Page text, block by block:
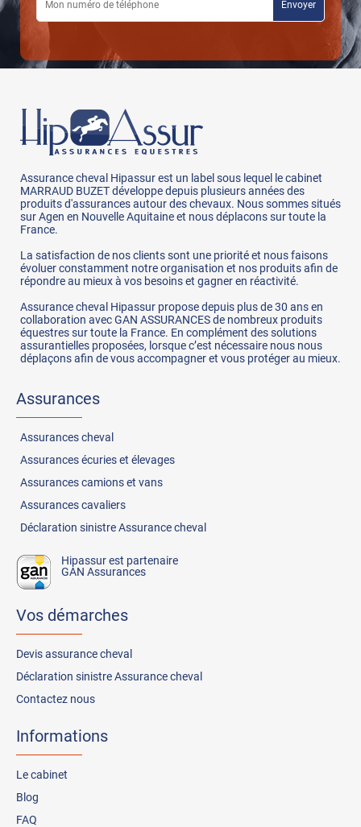
Assurance cheval Hipassur est un label sous lequel le cabinet
MARRAUD BUZET développe depuis plusieurs années des
produits d'assurances autour des chevaux. Nous sommes situés
sur Agen en Nouvelle Aquitaine et nous déplacons sur toute la
France.
La satisfaction de nos clients sont une priorité et nous faisons
évoluer constamment notre organisation et nos produits afin de
répondre au mieux à vos besoins et gagner en réactivité.
Assurance cheval Hipassur propose depuis plus de 30 ans en
collaboration avec GAN ASSURANCES de nombreux produits
équestres sur toute la France. En complément des solutions
assurantielles proposées, lorsque c’est nécessaire nous nous
déplaçons afin de vous accompagner et vous protéger au mieux.
Assurances
Assurancescheval
Assurancesécuries et élevages
Assurancescamions et vans
Assurancescavaliers
Déclaration sinistre Assurance cheval
Hipassur est partenaire
GAN Assurances
Vos démarches
Devis assurance cheval
Déclaration sinistre Assurance cheval
Contactez nous
Informations
Le cabinet
Blog
FAQ